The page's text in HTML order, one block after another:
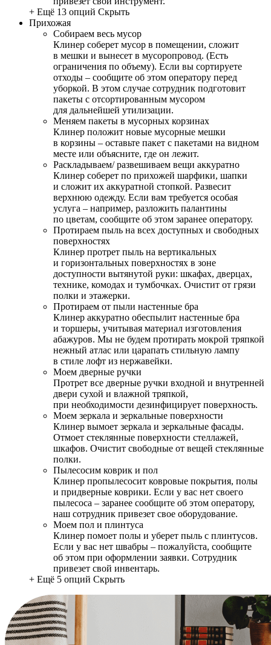
+ Ещё 13 опций Скрыть
Прихожая
Собираем весь мусор
Клинер соберет мусор в помещении, сложит
в мешки и вынесет в мусоропровод. (Есть
ограничения по объему). Если вы сортируете
отходы – сообщите об этом оператору перед
уборкой. В этом случае сотрудник подготовит
пакеты с отсортированным мусором
для дальнейшей утилизации.
Меняем пакеты в мусорных корзинах
Клинер положит новые мусорные мешки
в корзины – оставьте пакет с пакетами на видном
месте или объясните, где он лежит.
Раскладываем/ развешиваем вещи аккуратно
Клинер соберет по прихожей шарфики, шапки
и сложит их аккуратной стопкой. Развесит
верхнюю одежду. Если вам требуется особая
услуга – например, разложить палантины
по цветам, сообщите об этом заранее оператору.
Протираем пыль на всех доступных и свободных
поверхностях
Клинер протрет пыль на вертикальных
и горизонтальных поверхностях в зоне
доступности вытянутой руки: шкафах, дверцах,
технике, комодах и тумбочках. Очистит от грязи
полки и этажерки.
Протираем от пыли настенные бра
Клинер аккуратно обеспылит настенные бра
и торшеры, учитывая материал изготовления
абажуров. Мы не будем протирать мокрой тряпкой
нежный атлас или царапать стильную лампу
в стиле лофт из нержавейки.
Моем дверные ручки
Протрет все дверные ручки входной и внутренней
двери сухой и влажной тряпкой,
при необходимости дезинфицирует поверхность.
Моем зеркала и зеркальные поверхности
Клинер вымоет зеркала и зеркальные фасады.
Отмоет стеклянные поверхности стеллажей,
шкафов. Очистит свободные от вещей стеклянные
полки.
Пылесосим коврик и пол
Клинер пропылесосит ковровые покрытия, полы
и придверные коврики. Если у вас нет своего
пылесоса – заранее сообщите об этом оператору,
наш сотрудник привезет свое оборудование.
Моем пол и плинтуса
Клинер помоет полы и уберет пыль с плинтусов.
Если у вас нет швабры – пожалуйста, сообщите
об этом при оформлении заявки. Сотрудник
привезет свой инвентарь.
+ Ещё 5 опций Скрыть